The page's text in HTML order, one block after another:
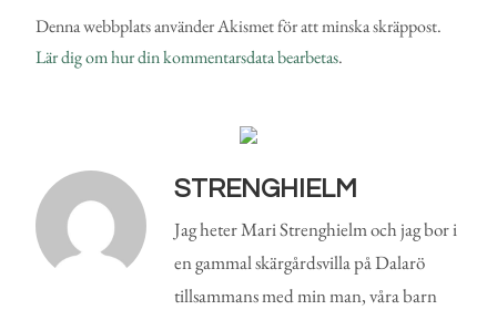
Denna webbplats använder Akismet för att minska skräppost.
Lär dig om hur din kommentarsdata bearbetas.
STRENGHIELM
Jag heter Mari Strenghielm och jag bor i
en gammal skärgårdsvilla på Dalarö
tillsammans med min man, våra barn